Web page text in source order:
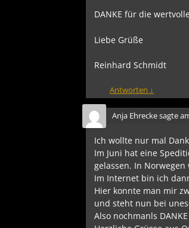
DANKE für die
Liebe Grüße
Reinhard Schmidt
Antworten ↓
Anja Ehreckesagte
Ich wollte nur mal
Im Juni hat eine
gelassen. In
Im Internet bin ich
Hier konnte man mir
und steht nun bei
Also nochmanls